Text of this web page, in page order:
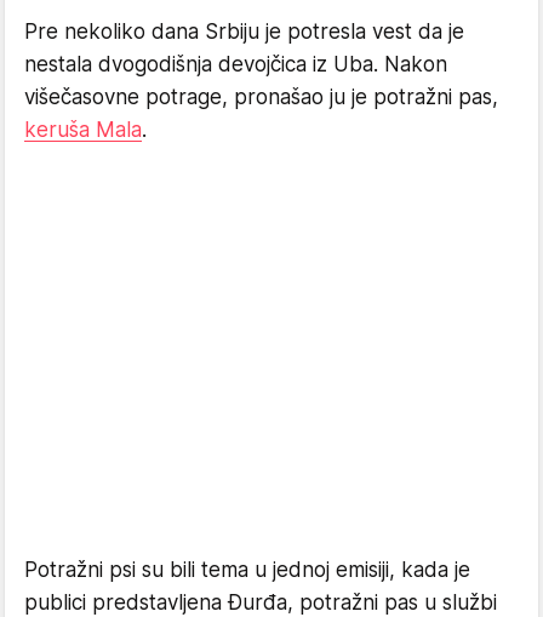
Pre nekoliko dana Srbiju je potresla vest da je
nestala dvogodišnja devojčica iz Uba. Nakon
višečasovne potrage, pronašao ju je potražni pas,
keruša Mala.
Potražni psi su bili tema u jednoj emisiji, kada je
publici predstavljena Đurđa, potražni pas u službi